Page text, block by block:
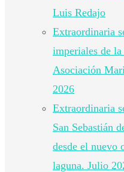
Luis Redajo
Extraordinaria
imperiales de
Asociación
2026
Extraordinaria
San Sebastián
desde el nuevo
laguna. Julio